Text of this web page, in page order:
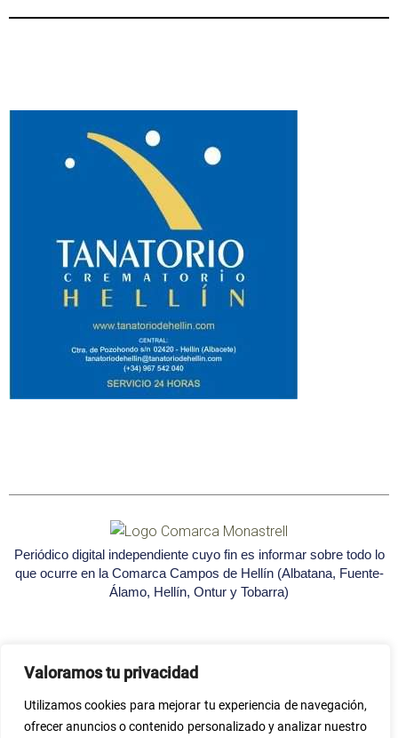
Valoramos tu privacidad
Utilizamos cookies para mejorar tu experiencia de navegación,
ofrecer anuncios o contenido personalizado y analizar nuestro
Periódico digital independiente cuyo fin es informar sobre todo lo
que ocurre en la Comarca Campos de Hellín (Albatana, Fuente-
Álamo, Hellín, Ontur y Tobarra)
¿Cómo calificarías tu experiencia?
Seleccione
una